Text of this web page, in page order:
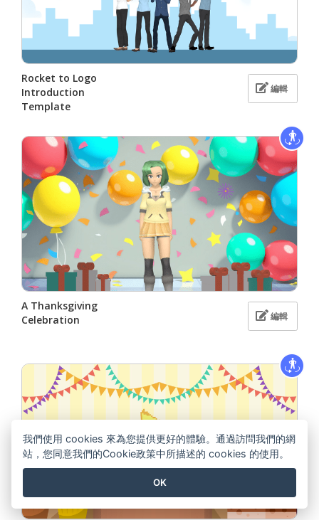
Rocket to Logo
Introduction
Template
編輯
A Thanksgiving
Celebration
編輯
我們使用 cookies 來為您提供更好的體驗。通過訪問我們的網
站，您同意我們的Cookie政策中所描述的 cookies 的使用。
OK